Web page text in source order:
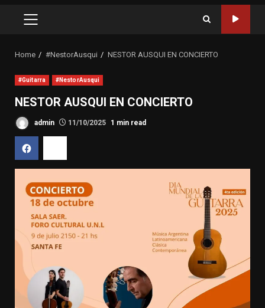
Primary
Home #NestorAusqui NESTOR AUSQUI EN CONCIERTO
#Guitarra #NestorAusqui
NESTOR AUSQUI EN CONCIERTO
admin 11/10/2025 1 min read